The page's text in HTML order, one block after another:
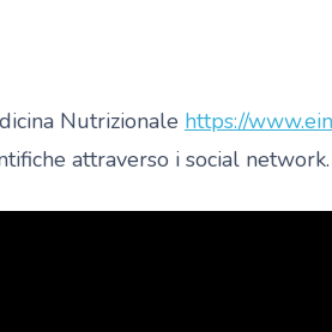
Nutrizionale https://
attraverso i social network.